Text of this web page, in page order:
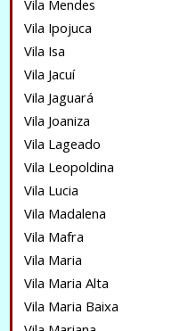
Vila Mendes
Vila Ipojuca
Vila Isa
Vila Jacuí
Vila Jaguará
Vila Joaniza
Vila Lageado
Vila Leopoldina
Vila Lucia
Vila Madalena
Vila Mafra
Vila Maria
Vila Maria Alta
Vila Maria Baixa